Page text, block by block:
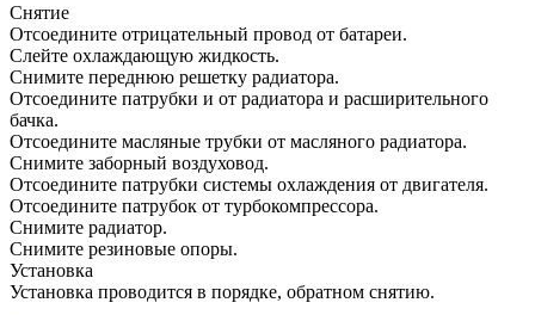
Снятие
Отсоедините отрицательный провод от батареи.
Слейте охлаждающую жидкость.
Снимите переднюю решетку радиатора.
Отсоедините патрубки и от радиатора и расширительного
бачка.
Отсоедините масляные трубки от масляного радиатора.
Снимите заборный воздуховод.
Отсоедините патрубки системы охлаждения от двигателя.
Отсоедините патрубок от турбокомпрессора.
Снимите радиатор.
Снимите резиновые опоры.
Установка
Установка проводится в порядке, обратном снятию.